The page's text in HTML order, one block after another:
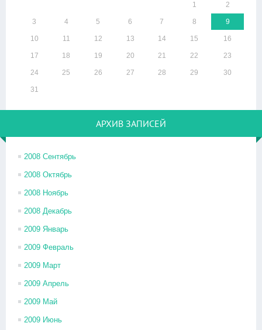
1 2
3 4 5 6 7 8 9
10 11 12 13 14 15 16
17 18 19 20 21 22 23
24 25 26 27 28 29 30
31
АРХИВ ЗАПИСЕЙ
2008 Сентябрь
2008 Октябрь
2008 Ноябрь
2008 Декабрь
2009 Январь
2009 Февраль
2009 Март
2009 Апрель
2009 Май
2009 Июнь